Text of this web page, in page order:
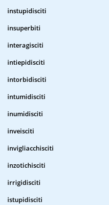
instupidisciti
insuperbiti
interagisciti
intiepidisciti
intorbidisciti
intumidisciti
inumidisciti
inveisciti
invigliacchisciti
inzotichisciti
irrigidisciti
istupidisciti